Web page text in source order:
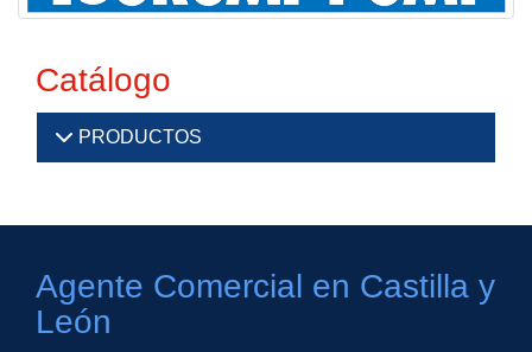
Catálogo
PRODUCTOS
Agente Comercial en Castilla y
León